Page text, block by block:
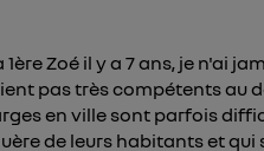
Zoé il y a 7 ans, je n'ai
pas très compétents au
en ville sont parfois
de leurs habitants et qui